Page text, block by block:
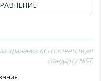
хранения KCI соответствует
стандарту NIST.